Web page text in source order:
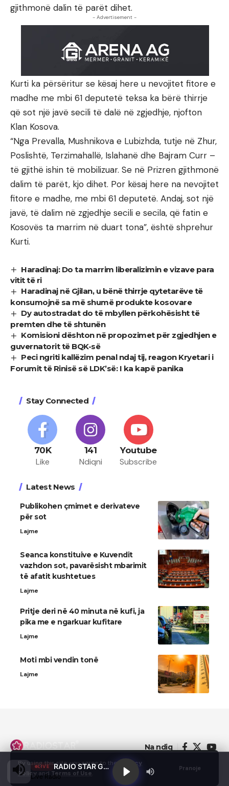
By using this site, you agree to the Privacy
Policy and Terms of Use
Pranoje
gjithmonë dalin të parët dihet.
- Advertisement -
Kurti ka përsëritur se kësaj here u nevojitet fitore e
madhe me mbi 61 deputetë teksa ka bërë thirrje
që sot një javë secili të dalë në zgjedhje, njofton
Klan Kosova.
“Nga Prevalla, Mushnikova e Lubizhda, tutje në Zhur,
Poslishtë, Terzimahallë, Islahanë dhe Bajram Curr –
të gjithë ishin të mobilizuar. Se në Prizren gjithmonë
dalim të parët, kjo dihet. Por kësaj here na nevojitet
fitore e madhe, me mbi 61 deputetë. Andaj, sot një
javë, të dalim në zgjedhje secili e secila, që fatin e
Kosovës ta marrim në duart tona”, është shprehur
Kurti.
Haradinaj: Do ta marrim liberalizimin e vizave para
vitit të ri
Haradinaj në Gjilan, u bënë thirrje qytetarëve të
konsumojnë sa më shumë produkte kosovare
Dy autostradat do të mbyllen përkohësisht të
premten dhe të shtunën
Komisioni dështon në propozimet për zgjedhjen e
guvernatorit të BQK-së
Peci ngriti kallëzim penal ndaj tij, reagon Kryetari i
Forumit të Rinisë së LDK’së: I ka kapë panika
Stay Connected
70K
Like
141
Ndiqni
Youtube
Subscribe
Latest News
Publikohen çmimet e derivateve
për sot
Lajme
Seanca konstituive e Kuvendit
vazhdon sot, pavarësisht mbarimit
të afatit kushtetues
Lajme
Pritje deri në 40 minuta në kufi, ja
pika me e ngarkuar kufitare
Lajme
Moti mbi vendin tonë
Lajme
Na ndiq
© 2022 - Domainterm.com - All Rights Reserved.
LIVE RADIO STAR GJILAN
Live Radio